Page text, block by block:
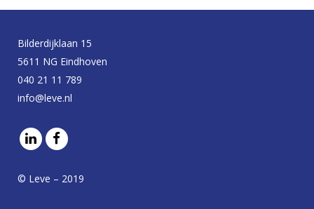
Bilderdijklaan 15
5611 NG Eindhoven
040 21 11 789
info@leve.nl
© Leve – 2019